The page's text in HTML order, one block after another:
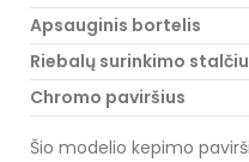
Apsauginis bortelis
Riebalų surinkimo
Chromo paviršius
Šio modelio kepimo